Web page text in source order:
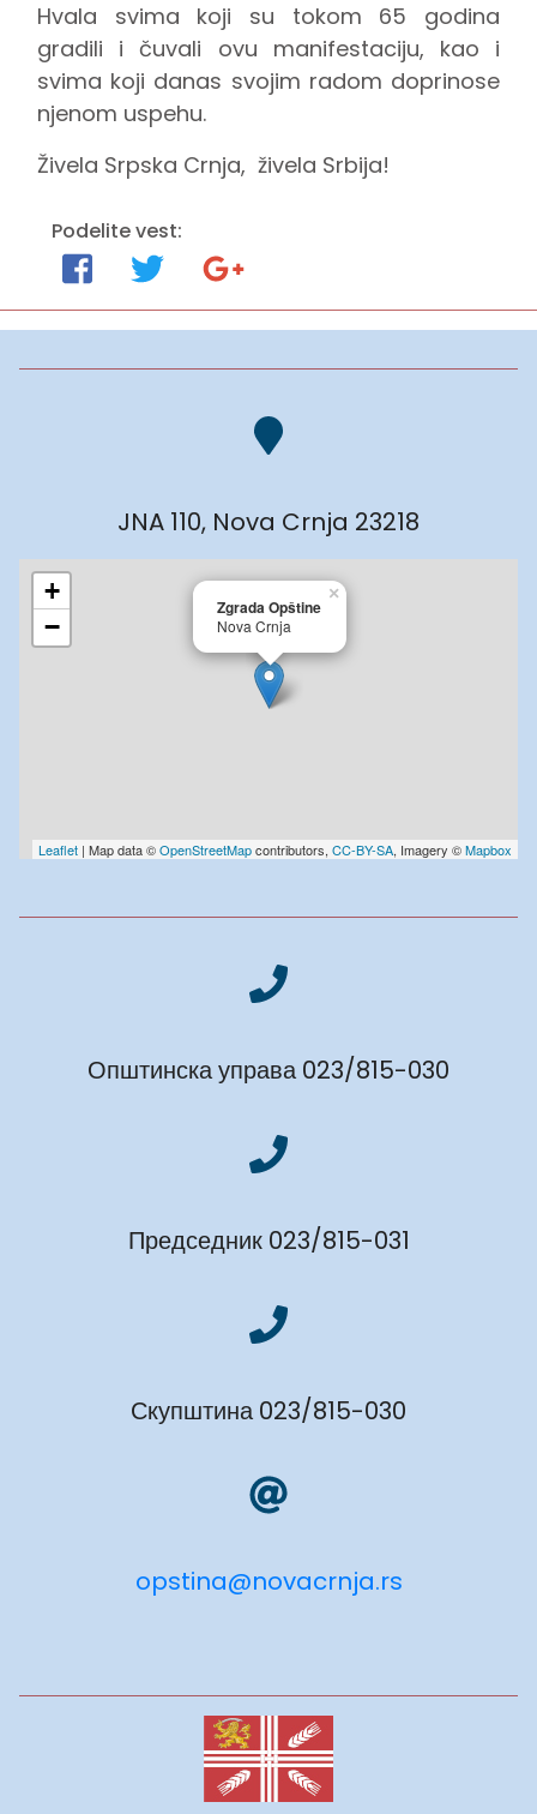
Hvala svima koji su tokom 65 godina
gradili i čuvali ovu manifestaciju, kao i
svima koji danas svojim radom doprinose
njenom uspehu.
Živela Srpska Crnja, živela Srbija!
Podelite vest:
JNA 110, Nova Crnja 23218
Zgrada Opštine
Nova Crnja
×
+
−
Leaflet | Map data ©OpenStreetMapcontributors, CC-BY-SA, Imagery ©Mapbox
Општинска управа 023/815-030
Председник 023/815-031
Скупштина 023/815-030
opstina@novacrnja.rs